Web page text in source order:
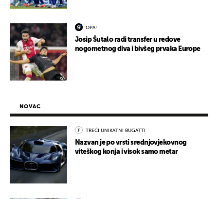
OPA!
Josip Šutalo radi transfer u redove
nogometnog diva i bivšeg prvaka Europe
NOVAC
TREĆI UNIKATNI BUGATTI
Nazvan je po vrsti srednjovjekovnog
viteškog konja i visok samo metar